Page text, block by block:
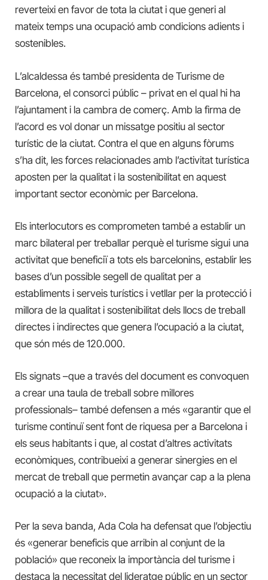
reverteixi en favor de tota la ciutat i que generi al
mateix temps una ocupació amb condicions adients i
sostenibles.
L’alcaldessa és també presidenta de Turisme de
Barcelona, el consorci públic – privat en el qual hi ha
l’ajuntament i la cambra de comerç. Amb la firma de
l’acord es vol donar un missatge positiu al sector
turístic de la ciutat. Contra el que en alguns fòrums
s’ha dit, les forces relacionades amb l’activitat turística
aposten per la qualitat i la sostenibilitat en aquest
important sector econòmic per Barcelona.
Els interlocutors es comprometen també a establir un
marc bilateral per treballar perquè el turisme sigui una
activitat que beneficiï a tots els barcelonins, establir les
bases d’un possible segell de qualitat per a
establiments i serveis turístics i vetllar per la protecció i
millora de la qualitat i sostenibilitat dels llocs de treball
directes i indirectes que genera l’ocupació a la ciutat,
que són més de 120.000.
Els signats –que a través del document es convoquen
a crear una taula de treball sobre millores
professionals– també defensen a més «garantir que el
turisme continuï sent font de riquesa per a Barcelona i
els seus habitants i que, al costat d’altres activitats
econòmiques, contribueixi a generar sinergies en el
mercat de treball que permetin avançar cap a la plena
ocupació a la ciutat».
Per la seva banda, Ada Cola ha defensat que l’objectiu
és «generar beneficis que arribin al conjunt de la
població» que reconeix la importància del turisme i
destaca la necessitat del lideratge públic en un sector